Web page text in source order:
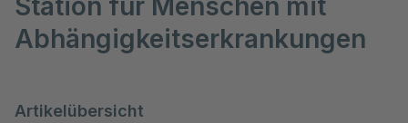
Station für Menschen mit
Abhängigkeitserkrankungen
Artikelübersicht